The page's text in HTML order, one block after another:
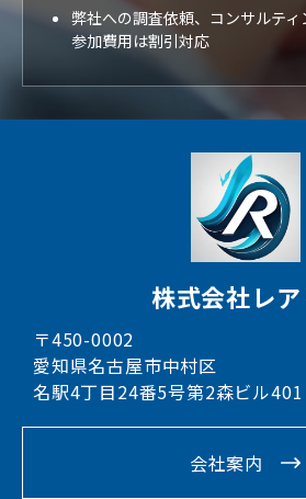
弊社への調査依頼、コンサルテ
参加費用は割引対応
株式会社レア
〒450-0002
愛知県名古屋市中村区
名駅4丁目24番5号第2森ビル401
会社案内